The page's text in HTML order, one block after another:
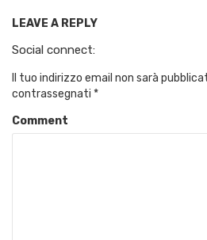
LEAVE A REPLY
Social connect:
Il tuo indirizzo email non sarà
contrassegnati *
Comment